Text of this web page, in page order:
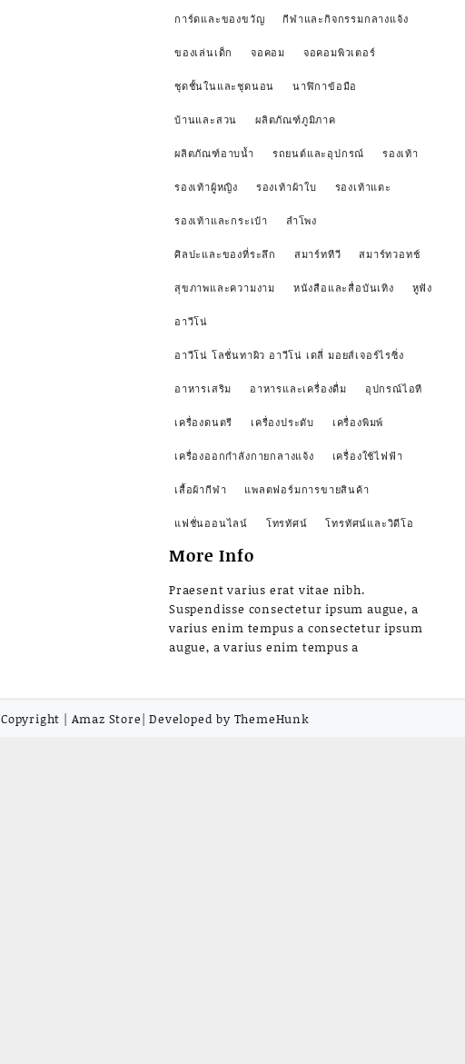
การ์ดและของขวัญ กีฬาและกิจกรรมกลางแจ้ง
ของเล่นเด็ก จอคอม จอคอมพิวเตอร์
ชุดชั้นในและชุดนอน นาฬิกาข้อมือ
บ้านและสวน ผลิตภัณฑ์ภูมิภาค
ผลิตภัณฑ์อาบน้ำ รถยนต์และอุปกรณ์ รองเท้า
รองเท้าผู้หญิง รองเท้าผ้าใบ รองเท้าแตะ
รองเท้าและกระเป๋า ลำโพง
ศิลปะและของที่ระลึก สมาร์ททีวี สมาร์ทวอทช์
สุขภาพและความงาม หนังสือและสื่อบันเทิง หูฟัง
อาวีโน่
อาวีโน่ โลชั่นทาผิว อาวีโน่ เดลี่ มอยส์เจอร์ไรซิ่ง
อาหารเสริม อาหารและเครื่องดื่ม อุปกรณ์ไอที
เครื่องดนตรี เครื่องประดับ เครื่องพิมพ์
เครื่องออกกำลังกายกลางแจ้ง เครื่องใช้ไฟฟ้า
เสื้อผ้ากีฬา แพลตฟอร์มการขายสินค้า
แฟชั่นออนไลน์ โทรทัศน์ โทรทัศน์และวิดีโอ
More Info
Praesent varius erat vitae nibh.
Suspendisse consectetur ipsum augue, a
varius enim tempus a consectetur ipsum
augue, a varius enim tempus a
Copyright | Amaz Store| Developed by ThemeHunk